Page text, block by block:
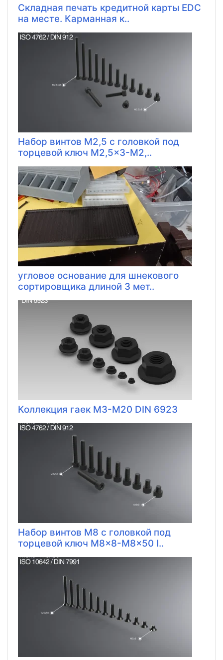
Складная печать кредитной карты EDC
на месте. Карманная к..
Набор винтов M2,5 с головкой под
торцевой ключ M2,5x3-M2,..
угловое основание для шнекового
сортировщика длиной 3 мет..
Коллекция гаек M3-M20 DIN 6923
Набор винтов M8 с головкой под
торцевой ключ M8x8-M8x50 I..